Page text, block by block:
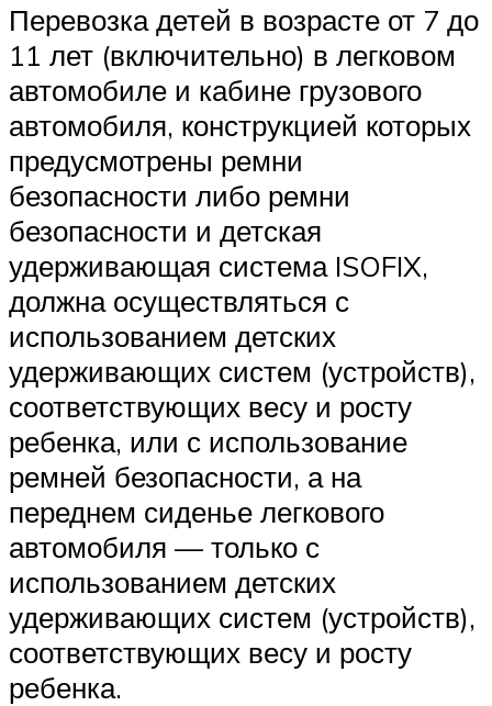
Перевозка детей в возрасте от 7 до
11 лет (включительно) в легковом
автомобиле и кабине грузового
автомобиля, конструкцией которых
предусмотрены ремни
безопасности либо ремни
безопасности и детская
удерживающая система ISOFIX,
должна осуществляться с
использованием детских
удерживающих систем (устройств),
соответствующих весу и росту
ребенка, или с использование
ремней безопасности, а на
переднем сиденье легкового
автомобиля — только с
использованием детских
удерживающих систем (устройств),
соответствующих весу и росту
ребенка.